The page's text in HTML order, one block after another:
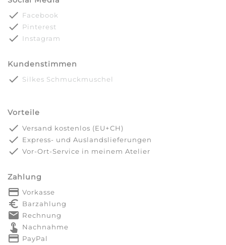
done Facebook
done Pinterest
done Instagram
Kundenstimmen
done Silkes Schmuckmuschel
Vorteile
done Versand kostenlos (EU+CH)
done Express- und Auslandslieferungen
done Vor-Ort-Service in meinem Atelier
Zahlung
payment Vorkasse
euro_symbol Barzahlung
markunread Rechnung
touch_app Nachnahme
credit_card PayPal